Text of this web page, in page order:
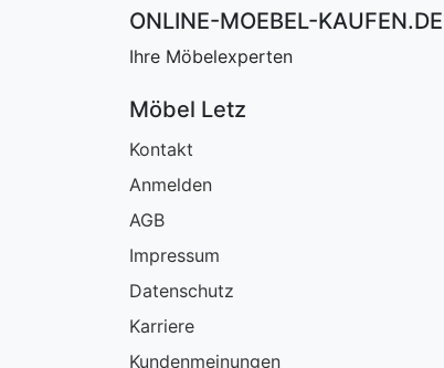
ONLINE-MOEBEL-KAUFEN.DE
Ihre Möbelexperten
Möbel Letz
Kontakt
Anmelden
AGB
Impressum
Datenschutz
Karriere
Kundenmeinungen